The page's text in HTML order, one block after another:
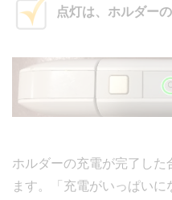
点灯は、ホルダー
ホルダーの充電が完了した
ます。「充電がいっぱい